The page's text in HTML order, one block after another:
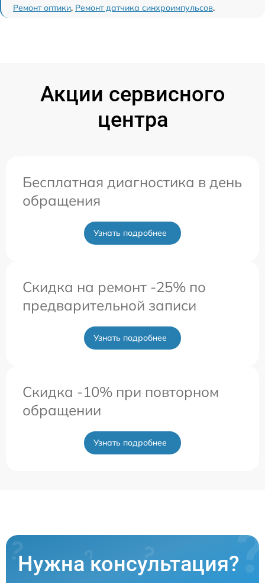
Ремонт оптики, Ремонт датчика синхроимпульсов.
Акции сервисного
центра
Бесплатная диагностика в день
обращения
Узнать подробнее
Скидка на ремонт -25% по
предварительной записи
Узнать подробнее
Скидка -10% при повторном
обращении
Узнать подробнее
Нужна консультация?